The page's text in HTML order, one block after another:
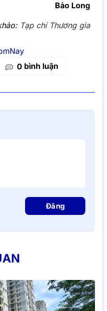
Bảo Long
Tạp chí Thương gia
0 bình luận
Đăng